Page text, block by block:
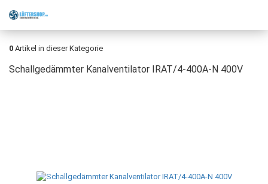
0 Artikel in dieser Kategorie
Schallgedämmter Kanalventilator IRAT/4-400A-N 400V